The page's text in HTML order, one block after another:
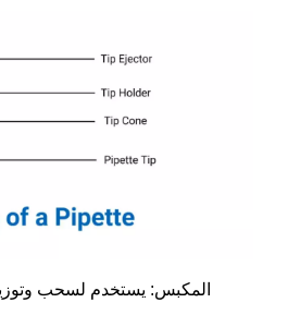
المكبس: يستخدم لسحب